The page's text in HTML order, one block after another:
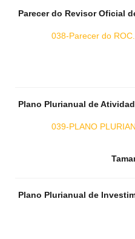
Parecer do Revisor Oficial
038-Parecer do
Plano Plurianual de
039-PLANO
Plano Plurianual de